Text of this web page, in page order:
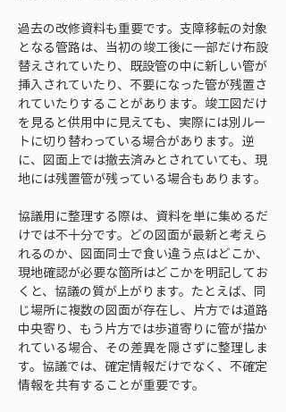
過去の改修資料も重要です。支障移転の対象
となる管路は、当初の竣工後に一部だけ布設
替えされていたり、既設管の中に新しい管が
挿入されていたり、不要になった管が残置さ
れていたりすることがあります。竣工図だけ
を見ると供用中に見えても、実際には別ルー
トに切り替わっている場合があります。逆
に、図面上では撤去済みとされていても、現
地には残置管が残っている場合もあります。
協議用に整理する際は、資料を単に集めるだ
けでは不十分です。どの図面が最新と考えら
れるのか、図面同士で食い違う点はどこか、
現地確認が必要な箇所はどこかを明記してお
くと、協議の質が上がります。たとえば、同
じ場所に複数の図面が存在し、片方では道路
中央寄り、もう片方では歩道寄りに管が描か
れている場合、その差異を隠さずに整理しま
す。協議では、確定情報だけでなく、不確定
情報を共有することが重要です。